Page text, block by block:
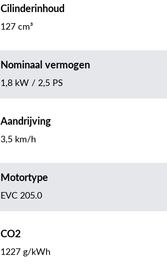
Cilinderinhoud
127 cm³
Nominaal vermogen
1,8 kW / 2,5 PS
Aandrijving
3,5 km/h
Motortype
EVC 205.0
CO2
1227 g/kWh